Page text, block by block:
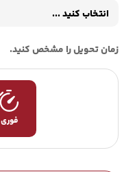
زمان تحویل را مشخص کنید.
فوری